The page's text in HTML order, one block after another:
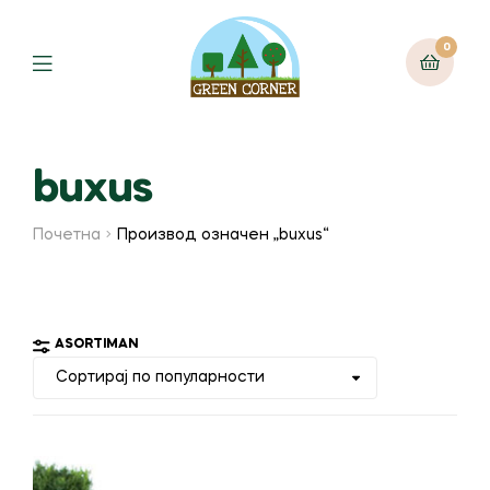
Menu
0
buxus
Почетна Производ oзначен „buxus“
ASORTIMAN